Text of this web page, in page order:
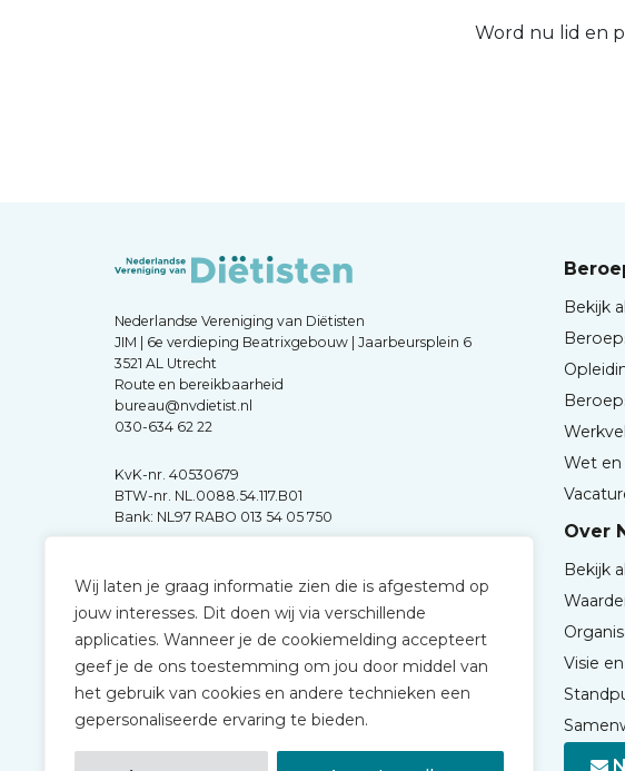
Wij laten je graag informatie zien die is afgestemd op
jouw interesses. Dit doen wij via verschillende
applicaties. Wanneer je de cookiemelding accepteert
geef je de ons toestemming om jou door middel van
het gebruik van cookies en andere technieken een
gepersonaliseerde ervaring te bieden.
Word nu lid en
Nederlandse Vereniging van Diëtisten
JIM | 6e verdieping Beatrixgebouw | Jaarbeursplein 6
3521 AL Utrecht
Route en bereikbaarheid
bureau@nvdietist.nl
030-634 62 22
KvK-nr. 40530679
BTW-nr. NL.0088.54.117.B01
Bank: NL97 RABO 013 54 05 750
Bekijk
Wet
Over
Bekijk
Visie